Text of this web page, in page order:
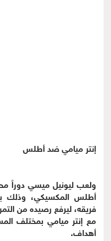
إنتر ميامي ضد أطلس
ولعب ليونيل ميسي دوراً
أطلس المكسيكي، وذلك
فريقه، ليرفع رصيده من
أهداف.